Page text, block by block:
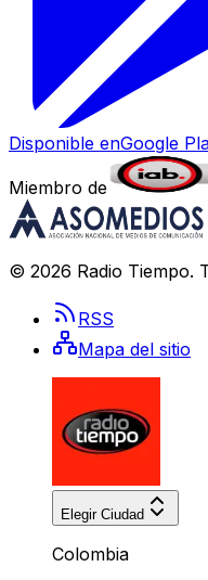
Disponible enGoogle
Miembro de
© 2026 Radio Tiempo.
RSS
Mapa del sitio
Elegir Ciudad
Colombia